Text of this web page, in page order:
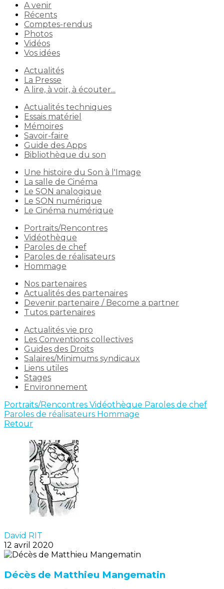
A venir
Récents
Comptes-rendus
Photos
Vidéos
Vos idées
Actualités
La Presse
A lire, à voir, à écouter...
Actualités techniques
Essais matériel
Mémoires
Savoir-faire
Guide des Apps
Bibliothèque du son
Une histoire du Son à l'Image
La salle de Cinéma
Le SON analogique
Le SON numérique
Le Cinéma numérique
Portraits/Rencontres
Vidéothèque
Paroles de chef
Paroles de réalisateurs
Hommage
Nos partenaires
Actualités des partenaires
Devenir partenaire / Become a partner
Tutos partenaires
Actualités vie pro
Les Conventions collectives
Guides des Droits
Salaires/Minimums syndicaux
Liens utiles
Stages
Environnement
Portraits/Rencontres Vidéothèque Paroles de chef
Paroles de réalisateurs Hommage
Retour
David RIT
12 avril 2020
Décès de Matthieu Mangematin